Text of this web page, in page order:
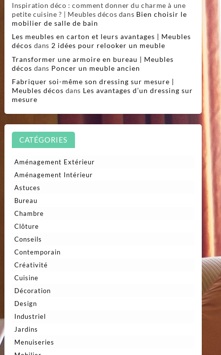
Inspiration déco : comment donner du charme à une
petite cuisine ? | Meubles décos dans Bien choisir le
mobilier de salle de bain
Les meubles en carton et leurs avantages | Meubles
décos dans 2 idées pour relooker un meuble
Transformer une armoire en bureau | Meubles
décos dans Poncer un meuble ancien
Fabriquer soi-même son dressing sur mesure |
Meubles décos dans Les avantages d’un dressing sur
mesure
CATÉGORIES
Aménagement Extérieur
Aménagement Intérieur
Astuces
Bureau
Chambre
Clôture
Conseils
Contemporain
Créativité
Cuisine
Décoration
Design
Industriel
Jardins
Menuiseries